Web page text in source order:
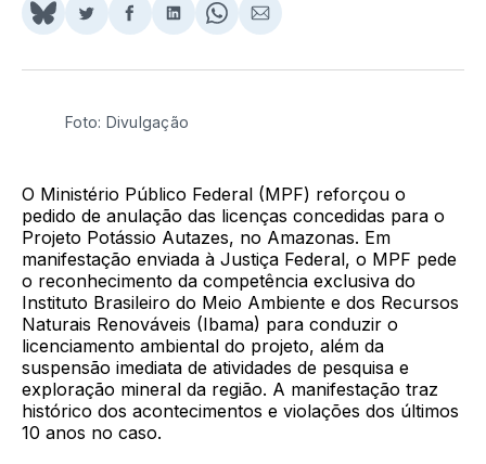
Share
BlueSky
Compartilhar
Twitter
Compartilhar
Facebook
Compartilhar
LinkedIn
Share
WhatsApp
Compartilhar
Email
Foto: Divulgação
O Ministério Público Federal (MPF) reforçou o
pedido de anulação das licenças concedidas para o
Projeto Potássio Autazes, no Amazonas. Em
manifestação enviada à Justiça Federal, o MPF pede
o reconhecimento da competência exclusiva do
Instituto Brasileiro do Meio Ambiente e dos Recursos
Naturais Renováveis (Ibama) para conduzir o
licenciamento ambiental do projeto, além da
suspensão imediata de atividades de pesquisa e
exploração mineral da região. A manifestação traz
histórico dos acontecimentos e violações dos últimos
10 anos no caso.